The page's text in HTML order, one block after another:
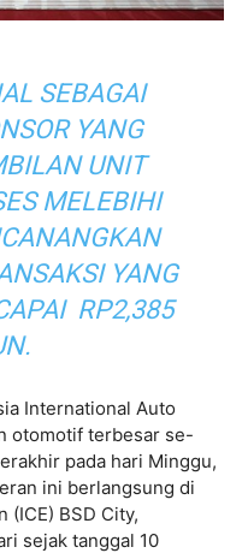
SEBAGAI
YANG
UNIT
MELEBIHI
YANG
RP2,385
International Auto
otomotif terbesar se-
pada hari Minggu,
ini berlangsung di
(ICE) BSD City,
sejak tanggal 10